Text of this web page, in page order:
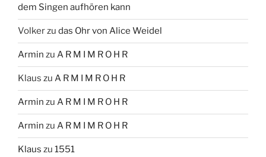
dem Singen aufhören kann
Volkerzu das Ohr von Alice Weidel
Armin zu A R M I M R O H R
Klaus zu A R M I M R O H R
Armin zu A R M I M R O H R
Armin zu A R M I M R O H R
Klaus zu 1551